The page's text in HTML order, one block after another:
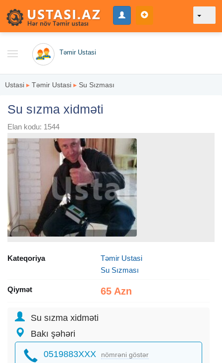
Təmir Ustasi
Ustasi ▸ Təmir Ustasi ▸ Su Sızması
Su sızma xidməti
Elan kodu: 1544
Kateqoriya
Təmir Ustasi
Su Sızması
Qiymət 65 Azn
Su sızma xidməti
Bakı şəhəri
0519883XXX nömrəni göstər